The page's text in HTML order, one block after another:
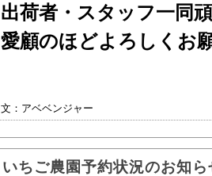
出荷者・スタッフ一同
愛顧のほどよろしくお
文：アベベンジャー
いちご農園予約状況のお知ら